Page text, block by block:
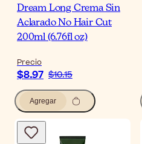
Dream Long Crema Sin
Aclarado No Hair Cut
200ml (6.76fl oz)
Precio
$8.97 $10.15
Agregar